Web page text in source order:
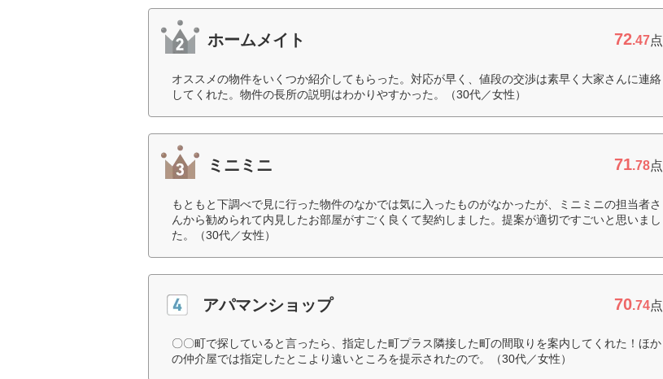
ホームメイト 72.47点
オススメの物件をいくつか紹介してもらった。対応が早く、値段の交渉は素早く大家さんに連絡
してくれた。物件の長所の説明はわかりやすかった。（30代／女性）
ミニミニ 71.78点
もともと下調べで見に行った物件のなかでは気に入ったものがなかったが、ミニミニの担当者さ
んから勧められて内見したお部屋がすごく良くて契約しました。提案が適切ですごいと思いまし
た。（30代／女性）
アパマンショップ 70.74点
〇〇町で探していると言ったら、指定した町プラス隣接した町の間取りを案内してくれた！ほか
の仲介屋では指定したとこより遠いところを提示されたので。（30代／女性）